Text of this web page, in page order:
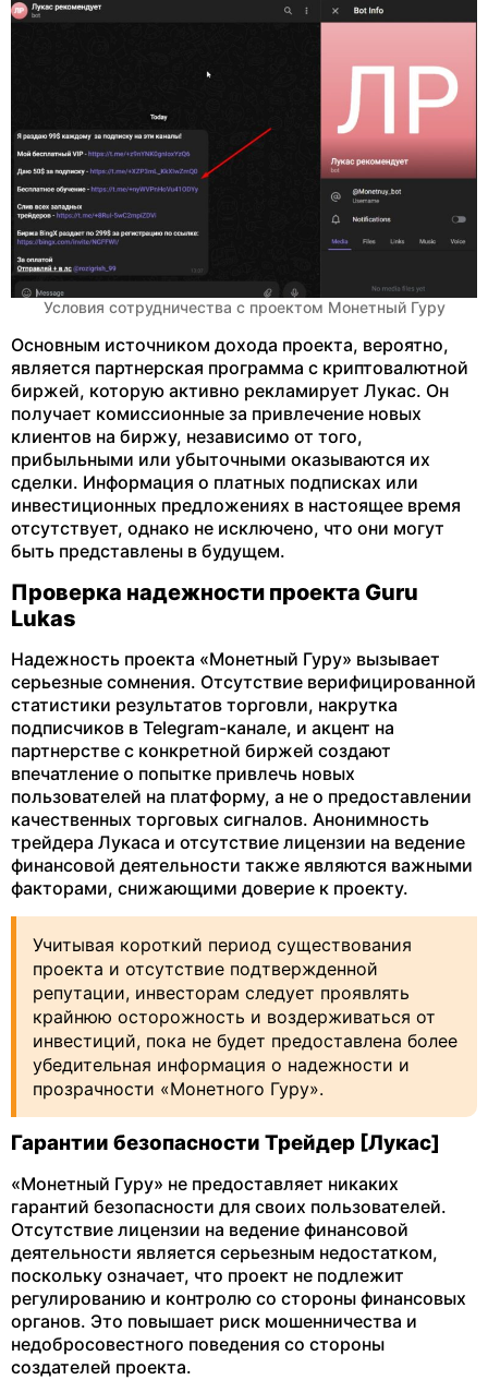
Условия сотрудничества с проектом Монетный Гуру
Основным источником дохода проекта, вероятно,
является партнерская программа с криптовалютной
биржей, которую активно рекламирует Лукас. Он
получает комиссионные за привлечение новых
клиентов на биржу, независимо от того,
прибыльными или убыточными оказываются их
сделки. Информация о платных подписках или
инвестиционных предложениях в настоящее время
отсутствует, однако не исключено, что они могут
быть представлены в будущем.
Проверка надежности проекта Guru
Lukas
Надежность проекта «Монетный Гуру» вызывает
серьезные сомнения. Отсутствие верифицированной
статистики результатов торговли, накрутка
подписчиков в Telegram-канале, и акцент на
партнерстве с конкретной биржей создают
впечатление о попытке привлечь новых
пользователей на платформу, а не о предоставлении
качественных торговых сигналов. Анонимность
трейдера Лукаса и отсутствие лицензии на ведение
финансовой деятельности также являются важными
факторами, снижающими доверие к проекту.
Учитывая короткий период существования
проекта и отсутствие подтвержденной
репутации, инвесторам следует проявлять
крайнюю осторожность и воздерживаться от
инвестиций, пока не будет предоставлена более
убедительная информация о надежности и
прозрачности «Монетного Гуру».
Гарантии безопасности Трейдер [Лукас]
«Монетный Гуру» не предоставляет никаких
гарантий безопасности для своих пользователей.
Отсутствие лицензии на ведение финансовой
деятельности является серьезным недостатком,
поскольку означает, что проект не подлежит
регулированию и контролю со стороны финансовых
органов. Это повышает риск мошенничества и
недобросовестного поведения со стороны
создателей проекта.